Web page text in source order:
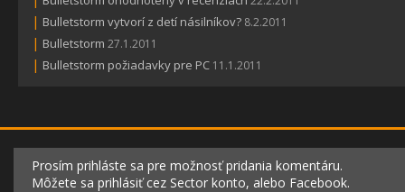
| Bulletstorm vytvorí z detí násilníkov? 8.2.2011
| Bulletstorm 27.1.2011
| Bulletstorm požiadavky pre PC 11.1.2011
Prosím prihláste sa pre možnosť pridania komentáru.
Môžete sa prihlásiť cez Sector konto, alebo Facebook.